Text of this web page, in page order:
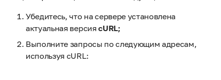
Убедитесь, что на сервере установлена
актуальная версияcURL;
Выполните запросы по следующим адресам,
используя cURL: